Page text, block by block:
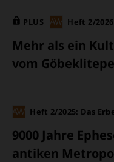
INFOS
PLUS Heft 2/
Mehr als ein
vom Göbeklitepe
Heft 2/2025: Das
9000 Jahre
antiken